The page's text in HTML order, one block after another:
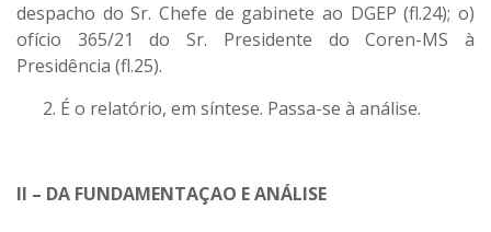
despacho do Sr. Chefe de gabinete ao DGEP (fl.24); o)
ofício 365/21 do Sr. Presidente do Coren-MS à
Presidência (fl.25).
É o relatório, em síntese. Passa-se à análise.
II – DA FUNDAMENTAÇAO E ANÁLISE